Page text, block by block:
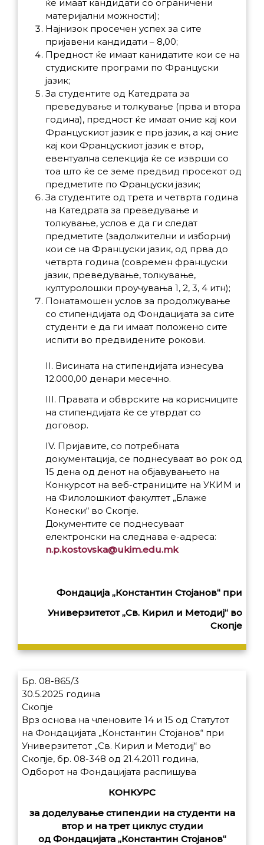
ќе имаат кандидати со ограничени
материјални можности);
Најнизок просечен успех за сите
пријавени кандидати – 8,00;
Предност ќе имаат канидатите кои се на
студиските програми по Француски
јазик;
За студентите од Катедрата за
преведување и толкување (прва и втора
година), предност ќе имаат оние кај кои
Францускиот јазик е прв јазик, а кај оние
кај кои Францускиот јазик е втор,
евентуална селекција ќе се изврши со
тоа што ќе се земе предвид просекот од
предметите по Француски јазик;
За студентите од трета и четврта година
на Катедрата за преведување и
толкување, услов е да ги следат
предметите (задолжителни и изборни)
кои се на Француски јазик, од прва до
четврта година (современ француски
јазик, преведување, толкување,
културолошки проучувања 1, 2, 3, 4 итн);
Понатамошен услов за продолжување
со стипендијата од Фондацијата за сите
студенти е да ги имаат положено сите
испити во предвидените рокови.
II. Висината на стипендијата изнесува
12.000,00 денари месечно.
III. Правата и обврските на корисниците
на стипендијата ќе се утврдат со
договор.
IV. Пријавите, со потребната
документација, се поднесуваат во рок од
15 дена од денот на објавувањето на
Конкурсот на веб-страниците на УКИМ и
на Филолошкиот факултет „Блаже
Конески“ во Скопје.
Документите се поднесуваат
електронски на следнава е-адреса:
n.p.kostovska@ukim.edu.mk
Фондација „Константин Стојанов“ при
Универзитетот „Св. Кирил и Методиј“ во
Скопје
Бр. 08-865/3
30.5.2025 година
Скопје
Врз основа на членовите 14 и 15 од Статутот
на Фондацијата „Константин Стојанов“ при
Универзитетот „Св. Кирил и Методиј“ во
Скопје, бр. 08-348 од 21.4.2011 година,
Одборот на Фондацијата распишува
КОНКУРС
за доделување стипендии на студенти на
втор и на трет циклус студии
од Фондацијата „Константин Стојанов“